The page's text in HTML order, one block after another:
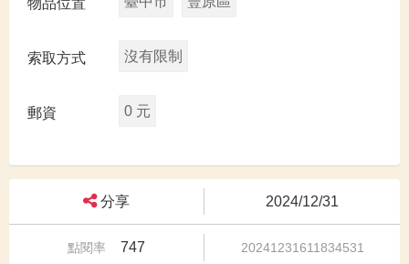
物品位置
索取方式 沒有限制
郵資 0 元
分享 2024/12/31
點閱率 747 20241231611834531